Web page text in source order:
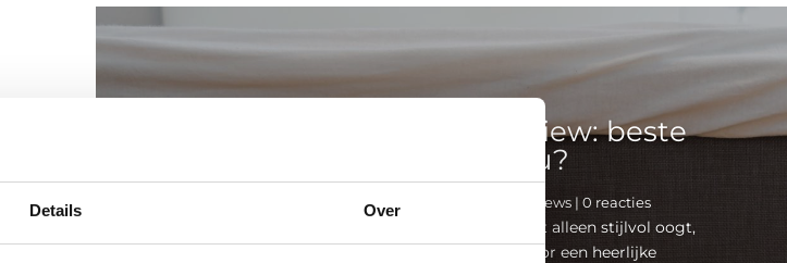
Details Over
Cloudpillo Boxspring review: beste
boxspring voor u?
Slaapexpert redactie Reviews | 0 reacties
Bent u op zoek naar een luxe boxspring die niet alleen stijlvol oogt,
maar ook écht comfort biedt en zorgt voor een heerlijke